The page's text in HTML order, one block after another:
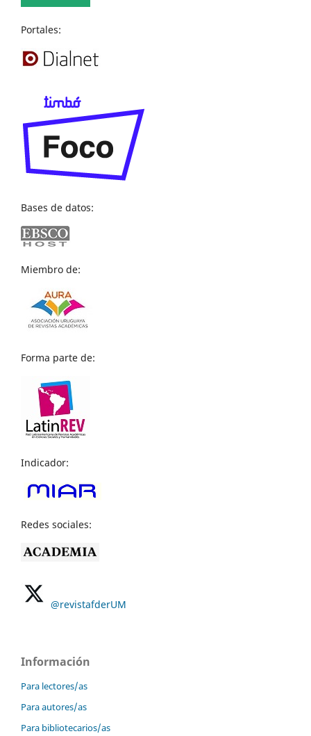
Portales:
Bases de datos:
Miembro de:
Forma parte de:
Indicador:
Redes sociales:
@revistafderUM
Información
Para lectores/as
Para autores/as
Para bibliotecarios/as